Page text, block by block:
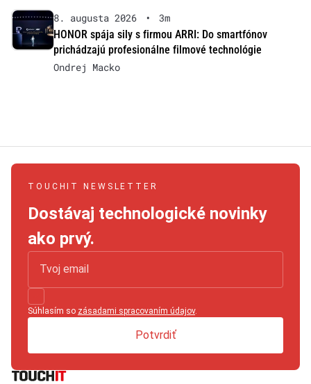
8. augusta 2026 •
3m
HONOR spája sily s firmou ARRI: Do smartfónov
prichádzajú profesionálne filmové technológie
Ondrej Macko
TOUCHIT NEWSLETTER
Dostávaj technologické novinky
ako prvý.
Súhlasím so zásadami spracovaním údajov.
Potvrdiť